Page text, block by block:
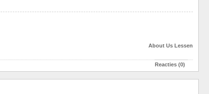
About Us Lessen
Reacties (0)